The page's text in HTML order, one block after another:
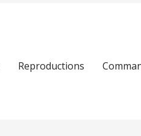
Reproductions